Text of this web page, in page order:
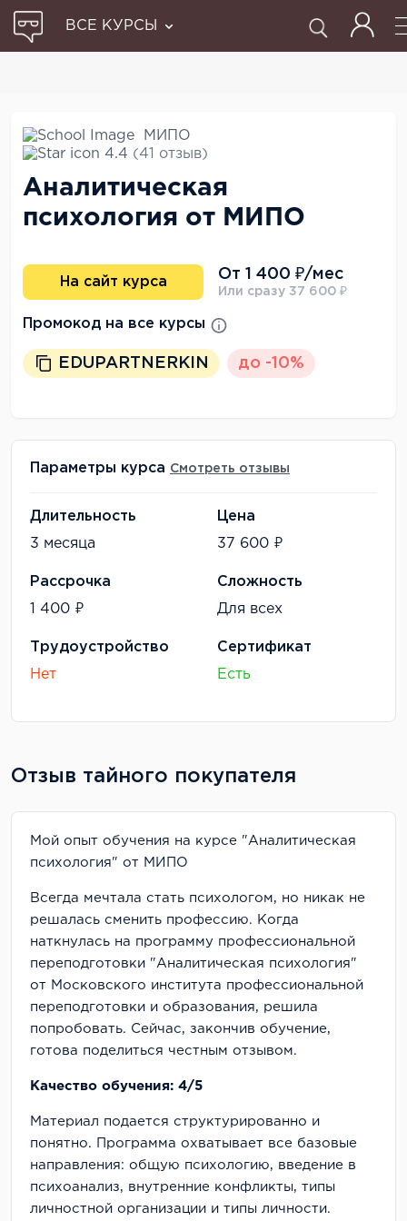
ВСЕ КУРСЫ
МИПО
4.4 (41 отзыв)
Аналитическая
психология от МИПО
На сайт курса
От 1 400 ₽/мес
Или сразу 37 600 ₽
Промокод на все курсы
EDUPARTNERKIN до -10%
Параметры курса Смотреть отзывы
Длительность
3 месяца
Цена
37 600 ₽
Рассрочка
1 400 ₽
Сложность
Для всех
Трудоустройство
Нет
Сертификат
Есть
Отзыв тайного покупателя
Мой опыт обучения на курсе "Аналитическая
психология" от МИПО
Всегда мечтала стать психологом, но никак не
решалась сменить профессию. Когда
наткнулась на программу профессиональной
переподготовки "Аналитическая психология"
от Московского института профессиональной
переподготовки и образования, решила
попробовать. Сейчас, закончив обучение,
готова поделиться честным отзывом.
Качество обучения: 4/5
Материал подается структурированно и
понятно. Программа охватывает все базовые
направления: общую психологию, введение в
психоанализ, внутренние конфликты, типы
личностной организации и типы личности.